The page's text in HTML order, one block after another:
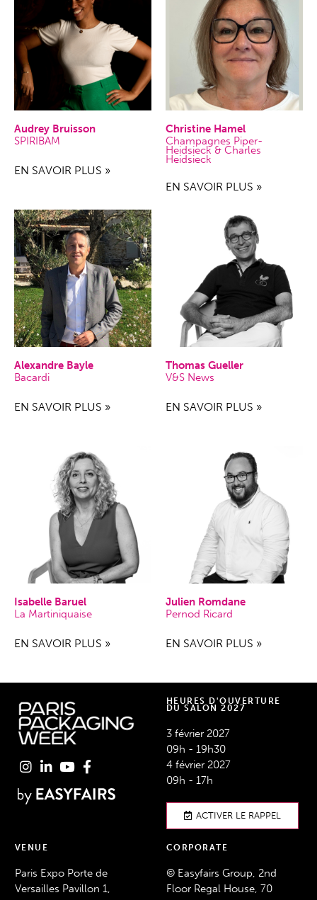
Audrey Bruisson
SPIRIBAM
EN SAVOIR PLUS »
Christine Hamel
Champagnes Piper-
Heidsieck & Charles
Heidsieck
EN SAVOIR PLUS »
Alexandre Bayle
Bacardi
EN SAVOIR PLUS »
Thomas Gueller
V&S News
EN SAVOIR PLUS »
Isabelle Baruel
La Martiniquaise
EN SAVOIR PLUS »
Julien Romdane
Pernod Ricard
EN SAVOIR PLUS »
HEURES D'OUVERTURE
DU SALON 2027
3 février 2027
09h - 19h30
4 février 2027
09h - 17h
ACTIVER LE RAPPEL
VENUE
Paris Expo Porte de
Versailles Pavillon 1,
CORPORATE
© Easyfairs Group, 2nd
Floor Regal House, 70